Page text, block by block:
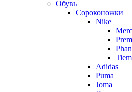
Обувь
Сороконожки
Nike
Adidas
Puma
Joma